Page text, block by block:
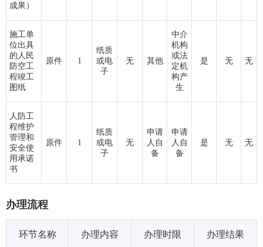
成果）
施工单
位出具
的人民
防空工
程竣工
图纸
原件 1
纸质
或电
子
无 其他
中介
机构
或法
定机
构产
生
是 无 无
人防工
程维护
管理和
安全使
用承诺
书
原件 1
纸质
或电
子
无
申请
人自
备
申请
人自
备
是 无 无
办理流程
环节名称 办理内容 办理时限 办理结果